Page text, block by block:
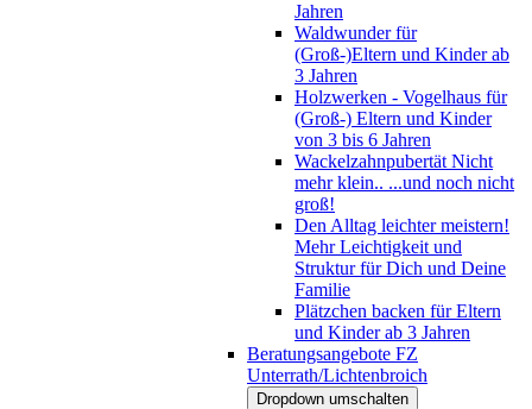
Jahren
Waldwunder für
(Groß-)Eltern und Kinder ab
3 Jahren
Holzwerken - Vogelhaus für
(Groß-) Eltern und Kinder
von 3 bis 6 Jahren
Wackelzahnpubertät Nicht
mehr klein.. ...und noch nicht
groß!
Den Alltag leichter meistern!
Mehr Leichtigkeit und
Struktur für Dich und Deine
Familie
Plätzchen backen für Eltern
und Kinder ab 3 Jahren
Beratungsangebote FZ
Unterrath/Lichtenbroich
Dropdown umschalten